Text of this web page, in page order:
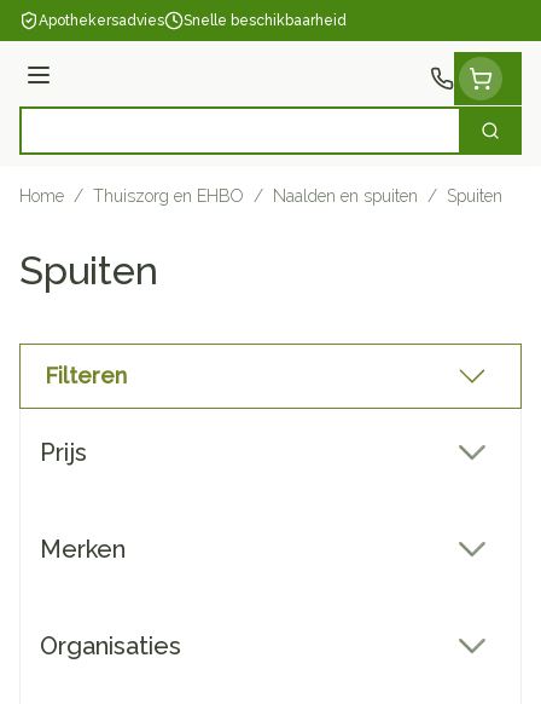
Ga naar de inhoud
Apothekersadvies Snelle beschikbaarheid
Menu
Zoek
Home / Thuiszorg en EHBO / Naalden en spuiten / Spuiten
Spuiten
Filteren
Prijs
Merken
Organisaties